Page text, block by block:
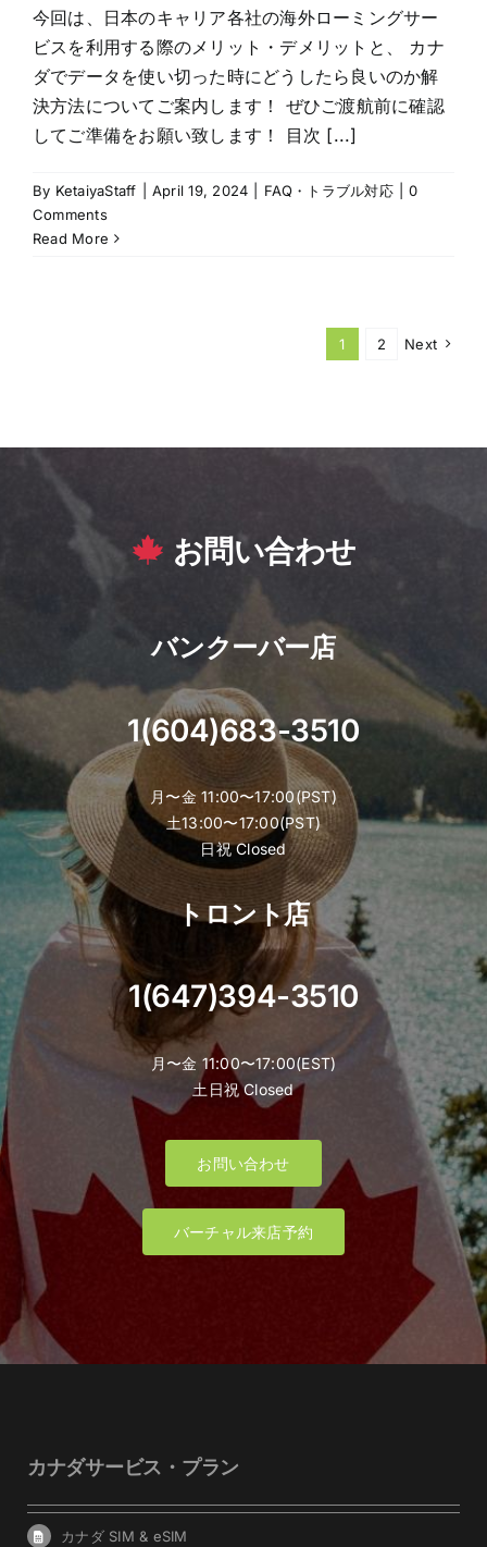
今回は、日本のキャリア各社の海外ローミングサー
ビスを利用する際のメリット・デメリットと、 カナ
ダでデータを使い切った時にどうしたら良いのか解
決方法についてご案内します！ ぜひご渡航前に確認
してご準備をお願い致します！ 目次 [...]
By KetaiyaStaff April 19, 2024 FAQ・トラブル対応
0
Comments
Read More
1 2 Next
お問い合わせ
バンクーバー店
1(604)683-3510
月〜金 11:00〜17:00(PST)
土13:00〜17:00(PST)
日祝 Closed
トロント店
1(647)394-3510
月〜金 11:00〜17:00(EST)
土日祝 Closed
お問い合わせ
バーチャル来店予約
カナダサービス・プラン
カナダ SIM & eSIM